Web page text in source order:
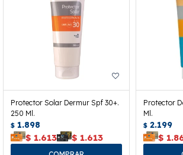
Protector Solar Dermur Spf 30+.
250 Ml.
$ 1.898
$ 1.613 $ 1.613
Protector
Ml.
$ 2.199
$